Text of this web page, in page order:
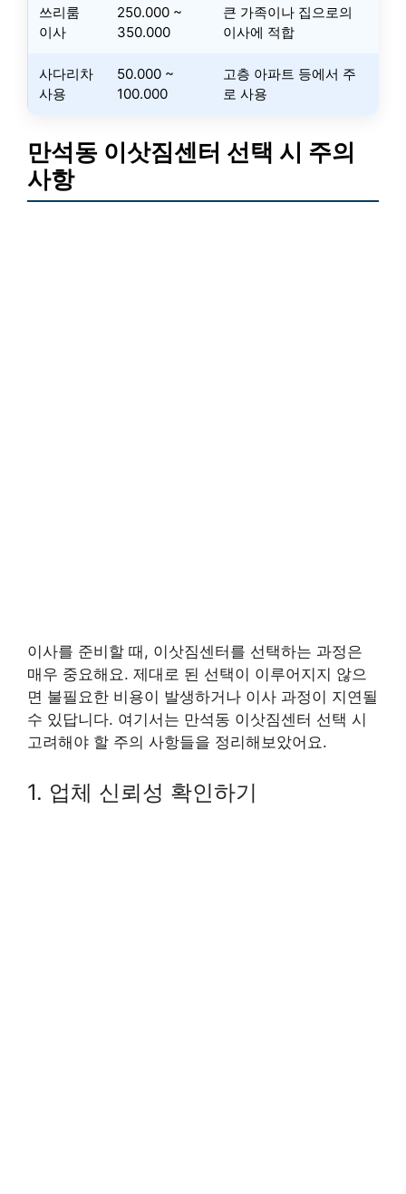
쓰리룸
이사
250.000 ~
350.000
큰 가족이나 집으로의
이사에 적합
사다리차
사용
50.000 ~
100.000
고층 아파트 등에서 주
로 사용
만석동 이삿짐센터 선택 시 주의
사항
이사를 준비할 때, 이삿짐센터를 선택하는 과정은
매우 중요해요. 제대로 된 선택이 이루어지지 않으
면 불필요한 비용이 발생하거나 이사 과정이 지연될
수 있답니다. 여기서는 만석동 이삿짐센터 선택 시
고려해야 할 주의 사항들을 정리해보았어요.
1. 업체 신뢰성 확인하기